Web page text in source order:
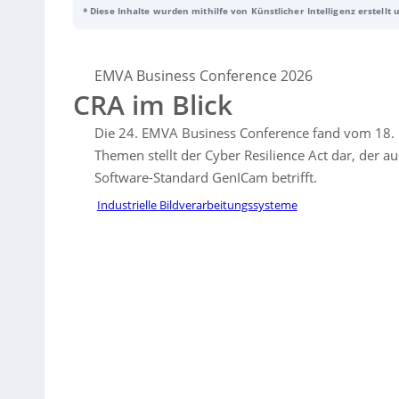
weite Cyber Resilience Act (CRA): Ab dem Stichtag 11.
gab Philipp Colette einen Rückblick auf die Evolution der
Award erhielt Dr. Vanessa Staderini (Austrian Institute of
visueller Inspektion. Die nächste EMVA Business Conference ist
* Diese Inhalte wurden mithilfe von Künstlicher Intelligenz erstellt
EMVA Business Conference 2026
CRA im Blick
Die 24. EMVA Business Conference fand vom
Themen stellt der Cyber Resilience Act dar, der
Software-Standard GenICam betrifft.
Industrielle Bildverarbeitungssysteme